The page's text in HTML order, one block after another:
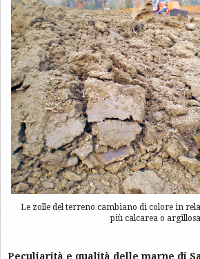
Le zolle del terreno cambiano di colore in
più calcarea o argillosa
Peculiarità e qualità delle marne di